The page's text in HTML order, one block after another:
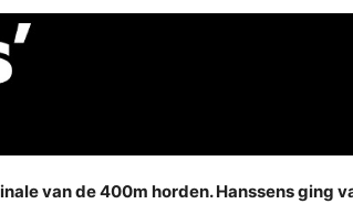
van de 400m horden. Hanssens ging